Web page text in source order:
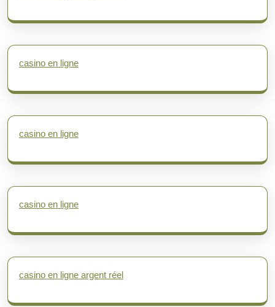
casino en ligne
casino en ligne
casino en ligne
casino en ligne argent réel